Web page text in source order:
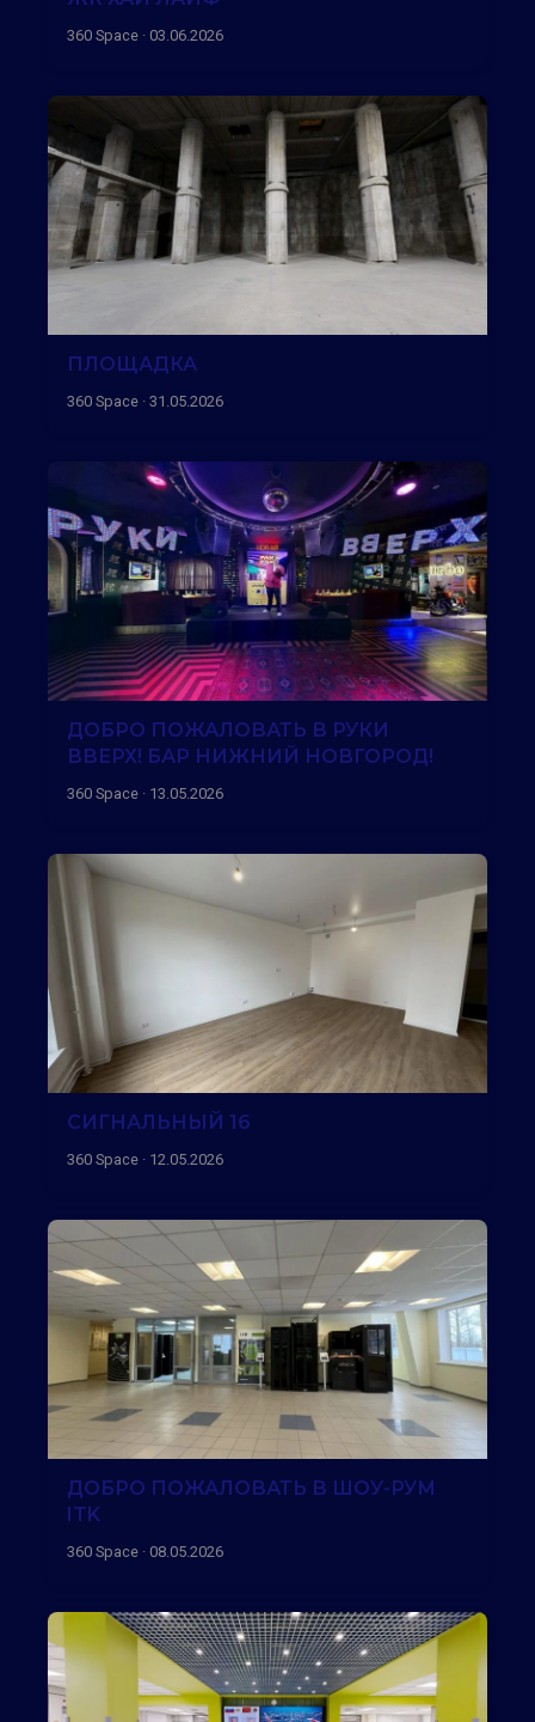
360 Space · 03.06.2026
ПЛОЩАДКА
360 Space · 31.05.2026
ДОБРО ПОЖАЛОВАТЬ В РУКИ
ВВЕРХ! БАР НИЖНИЙ НОВГОРОД!
360 Space · 13.05.2026
СИГНАЛЬНЫЙ 16
360 Space · 12.05.2026
ДОБРО ПОЖАЛОВАТЬ В ШОУ-РУМ
ITK
360 Space · 08.05.2026